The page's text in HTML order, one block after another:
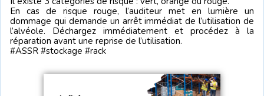
En cas de risque rouge, l’auditeur met en lumière un
dommage qui demande un arrêt immédiat de l’utilisation de
l’alvéole. Déchargez immédiatement et procédez à la
réparation avant une reprise de l’utilisation.
#ASSR #stockage #rack